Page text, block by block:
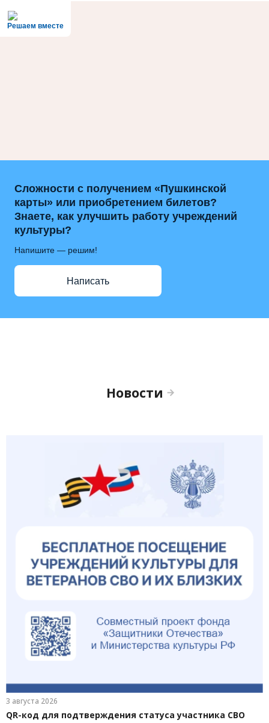
Решаем вместе
Сложности с получением «Пушкинской
карты» или приобретением билетов?
Знаете, как улучшить работу учреждений
культуры?
Напишите — решим!
Написать
Новости
3 августа 2026
QR-код для подтверждения статуса участника СВО